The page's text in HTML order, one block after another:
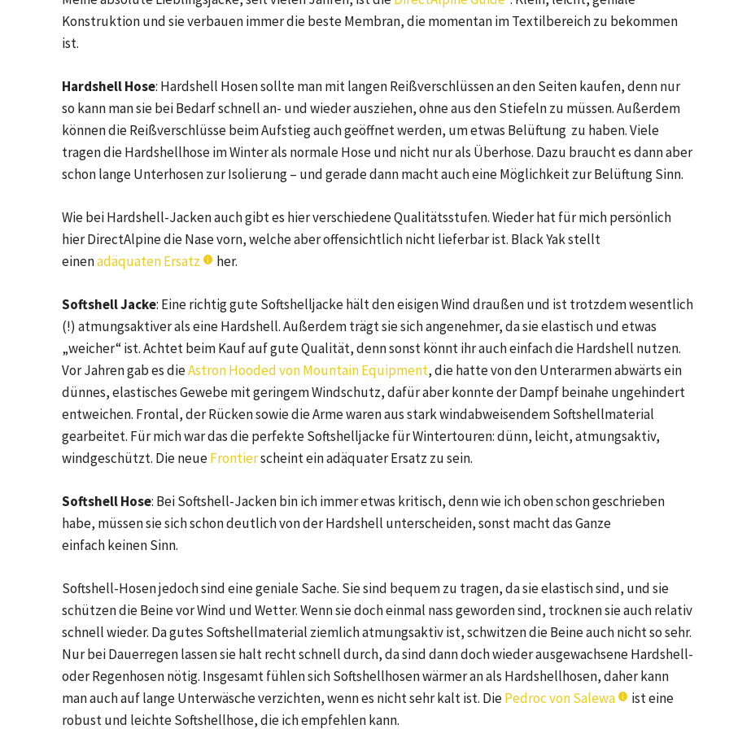
Konstruktion und sie verbauen immer die beste Membran, die momentan im Textilbereich zu bekommen
ist.
Hardshell Hose: Hardshell Hosen sollte man mit langen Reißverschlüssen an den Seiten kaufen, denn nur
so kann man sie bei Bedarf schnell an- und wieder ausziehen, ohne aus den Stiefeln zu müssen. Außerdem
können die Reißverschlüsse beim Aufstieg auch geöffnet werden, um etwas Belüftung zu haben. Viele
tragen die Hardshellhose im Winter als normale Hose und nicht nur als Überhose. Dazu braucht es dann aber
schon lange Unterhosen zur Isolierung – und gerade dann macht auch eine Möglichkeit zur Belüftung Sinn.
Wie bei Hardshell-Jacken auch gibt es hier verschiedene Qualitätsstufen. Wieder hat für mich persönlich
hier DirectAlpine die Nase vorn, welche aber offensichtlich nicht lieferbar ist. Black Yak stellt
einenadäquaten Ersatz her.
Softshell Jacke: Eine richtig gute Softshelljacke hält den eisigen Wind draußen und ist trotzdem wesentlich
(!) atmungsaktiver als eine Hardshell. Außerdem trägt sie sich angenehmer, da sie elastisch und etwas
„weicher“ ist. Achtet beim Kauf auf gute Qualität, denn sonst könnt ihr auch einfach die Hardshell nutzen.
Vor Jahren gab es dieAstron Hooded von Mountain Equipment, die hatte von den Unterarmen abwärts ein
dünnes, elastisches Gewebe mit geringem Windschutz, dafür aber konnte der Dampf beinahe ungehindert
entweichen. Frontal, der Rücken sowie die Arme waren aus stark windabweisendem Softshellmaterial
gearbeitet. Für mich war das die perfekte Softshelljacke für Wintertouren: dünn, leicht, atmungsaktiv,
windgeschützt. Die neueFrontierscheint ein adäquater Ersatz zu sein.
Softshell Hose: Bei Softshell-Jacken bin ich immer etwas kritisch, denn wie ich oben schon geschrieben
habe, müssen sie sich schon deutlich von der Hardshell unterscheiden, sonst macht das Ganze
einfach keinen Sinn.
Softshell-Hosen jedoch sind eine geniale Sache. Sie sind bequem zu tragen, da sie elastisch sind, und sie
schützen die Beine vor Wind und Wetter. Wenn sie doch einmal nass geworden sind, trocknen sie auch relativ
schnell wieder. Da gutes Softshellmaterial ziemlich atmungsaktiv ist, schwitzen die Beine auch nicht so sehr.
Nur bei Dauerregen lassen sie halt recht schnell durch, da sind dann doch wieder ausgewachsene Hardshell-
oder Regenhosen nötig. Insgesamt fühlen sich Softshellhosen wärmer an als Hardshellhosen, daher kann
man auch auf lange Unterwäsche verzichten, wenn es nicht sehr kalt ist. DiePedroc von Salewa
ist eine
robust und leichte Softshellhose, die ich empfehlen kann.